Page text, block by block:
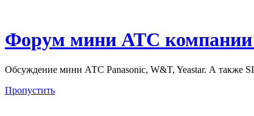
Форум мини АТС компании
Обсуждение мини АТС Panasonic, W&T, Yeastar. А также
Пропустить